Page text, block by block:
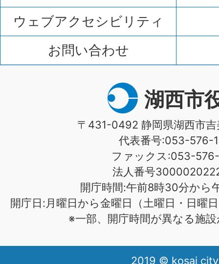
ウェブアクセシビリティ
お問い合わせ
湖西市
〒431-0492 静岡県湖西市
代表番号:053-576-
ファックス:053-576-
法人番号
開庁時間:午前8時30分から
開庁日:月曜日から金曜日（土曜日・日曜
※一部、開庁時間が異なる施
2019 © kosai